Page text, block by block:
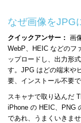
なぜ画像をJPG
クイックアンサー： 画
WebP、HEIC などのフ
ップロードし、出力形
す。JPG はどの端末や
要、インストール不要で
スキャナで取り込んだ
iPhone の HEIC、PNG
であれ、うまくいきま